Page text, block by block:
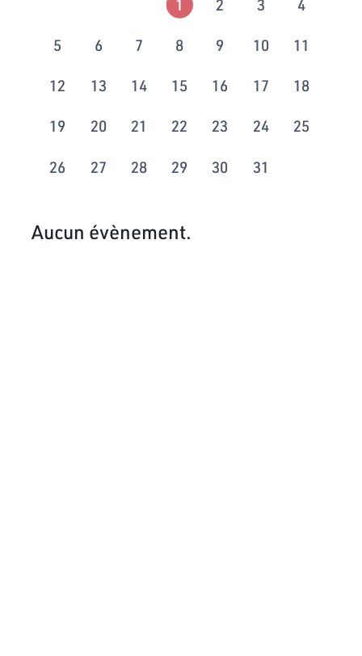
1 2 3 4
5 6 7 8 9 10 11
12 13 14 15 16 17 18
19 20 21 22 23 24 25
26 27 28 29 30 31
Aucun évènement.